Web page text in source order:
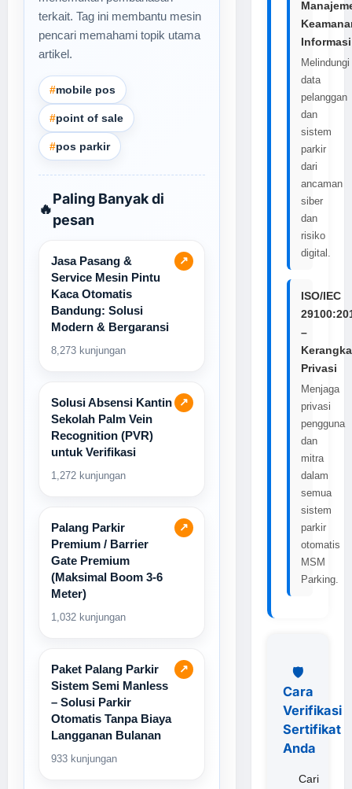
terkait. Tag ini membantu mesin
pencari memahami topik utama
artikel.
#mobile pos
#point of sale
#pos parkir
🔥
Paling Banyak di
pesan
↗
Jasa Pasang &
Service Mesin Pintu
Kaca Otomatis
Bandung: Solusi
Modern & Bergaransi
8,273 kunjungan
↗
Solusi Absensi Kantin
Sekolah Palm Vein
Recognition (PVR)
untuk Verifikasi
1,272 kunjungan
↗
Palang Parkir
Premium / Barrier
Gate Premium
(Maksimal Boom 3-6
Meter)
1,032 kunjungan
↗
Paket Palang Parkir
Sistem Semi Manless
– Solusi Parkir
Otomatis Tanpa Biaya
Langganan Bulanan
933 kunjungan
Informasi
Melindungi
data
pelanggan
dan
sistem
parkir
dari
ancaman
siber
dan
risiko
digital.
ISO/IEC
–
Kerangka
Privasi
Menjaga
privasi
pengguna
dan
mitra
dalam
semua
sistem
parkir
otomatis
MSM
Parking.
🛡️
Cara
Verifikasi
Sertifikat
Anda
Cari